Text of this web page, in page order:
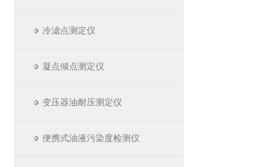
冷滤点测定仪
凝点倾点测定仪
变压器油耐压测定仪
便携式油液污染度检测仪